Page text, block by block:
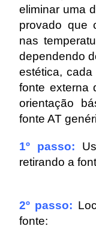
eliminar uma
provado que
nas
dependendo
estética,
fonte externa
orientação
fonte AT
1º passo:
retirando a
2º passo:
fonte: